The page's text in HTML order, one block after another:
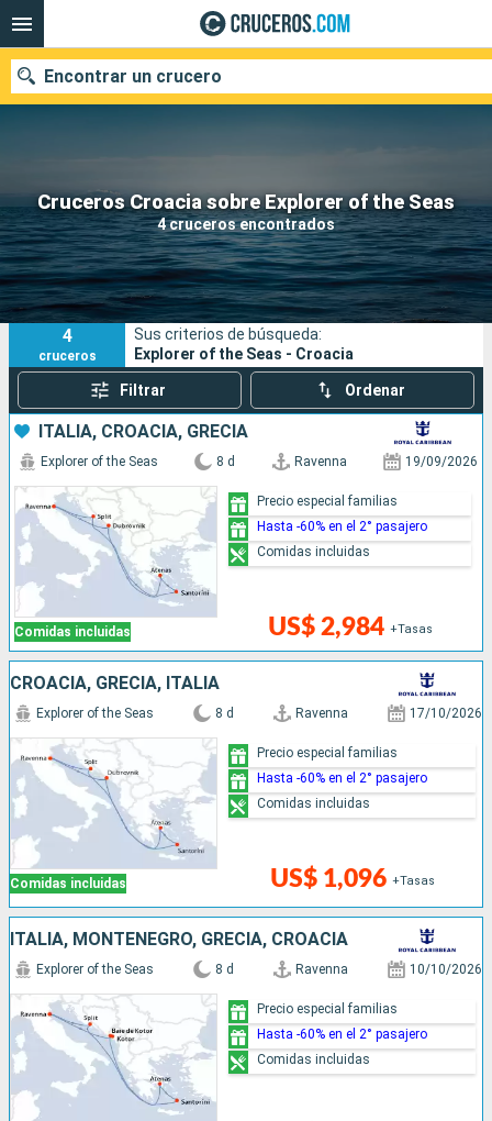
Cruceros Croacia sobre Explorer of the Seas
4 cruceros encontrados
Encontrar un crucero
Nuestros destinos
Fecha de salida
Puertos Compañías
Buscar
4
cruceros
Sus criterios de búsqueda:
Explorer of the Seas - Croacia
Filtrar Ordenar
ITALIA, CROACIA, GRECIA
Comidas incluidas
Explorer of the Seas 8 d Ravenna 19/09/2026
US$ 2,984 +Tasas
Precio especial familias
Hasta -60% en el 2° pasajero
Comidas incluidas
CROACIA, GRECIA, ITALIA
Comidas incluidas
Explorer of the Seas 8 d Ravenna 17/10/2026
US$ 1,096 +Tasas
Precio especial familias
Hasta -60% en el 2° pasajero
Comidas incluidas
ITALIA, MONTENEGRO, GRECIA, CROACIA
Explorer of the Seas 8 d Ravenna 10/10/2026
Precio especial familias
Hasta -60% en el 2° pasajero
Comidas incluidas